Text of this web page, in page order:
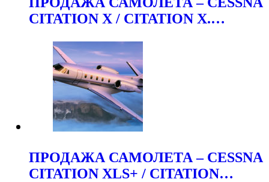
CITATION X / CITATION X.…
ПРОДАЖА САМОЛЕТА – CESSNA
CITATION XLS+ / CITATION…